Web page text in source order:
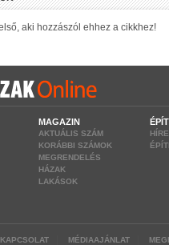
MAGAZIN
AKTUÁLIS SZÁM
KORÁBBI SZÁMOK
MEGRENDELÉS
HÁZAK
LAKÁSOK
KAPCSOLAT MÉDIAAJÁNLAT